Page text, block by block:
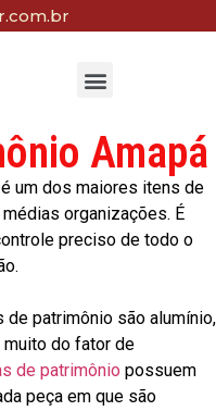
Amapá
um dos maiores itens de
organizações. É
preciso de todo o
de patrimônio são alumínio,
do fator de
de patrimônio possuem
peça em que são